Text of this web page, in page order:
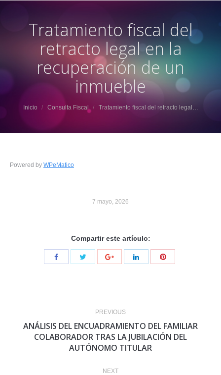
Tratamiento fiscal del
retracto legal en la
recuperación de un
inmueble
Estás aquí:
Inicio Consulta Fiscal Tratamiento fiscal del retracto legal…
Powered by WPeMatico
7 mayo, 2026
Compartir este artículo:
navigation
PREVIOUS
Previous
post:
ANÁLISIS DEL ENCUADRAMIENTO DEL FAMILIAR
COLABORADOR TRAS LA JUBILACIÓN DEL
AUTÓNOMO TITULAR
NEXT